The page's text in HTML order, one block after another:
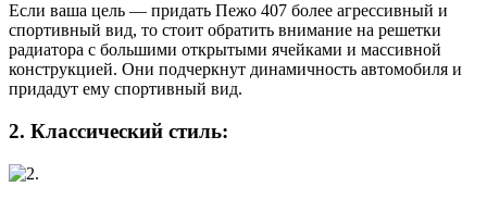
Если ваша цель — придать Пежо 407 более агрессивный и
спортивный вид, то стоит обратить внимание на решетки
радиатора с большими открытыми ячейками и массивной
конструкцией. Они подчеркнут динамичность автомобиля и
придадут ему спортивный вид.
2. Классический стиль: